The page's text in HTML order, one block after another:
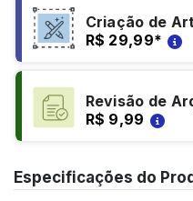
Criação de
R$ 29,99*
Revisão de
R$ 9,99
Especificações do